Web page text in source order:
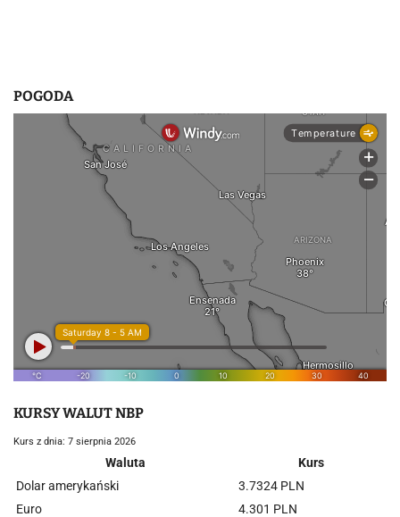
POGODA
KURSY WALUT NBP
Kurs z dnia: 7 sierpnia 2026
Waluta
Kurs
Dolar amerykański
3.7324 PLN
Euro
4.301 PLN